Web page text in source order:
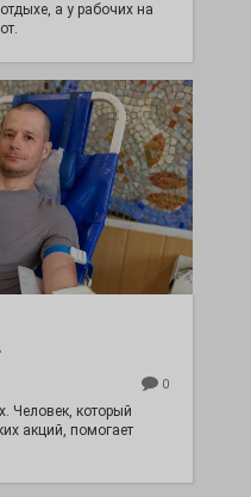
а у рабочих на
0
Человек, который
акций, помогает